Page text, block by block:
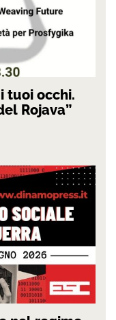
tuoi occhi.
Rojava”